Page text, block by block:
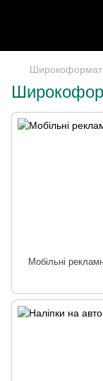
Мобільні